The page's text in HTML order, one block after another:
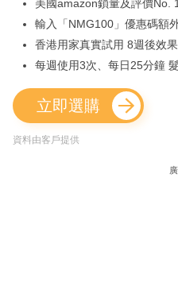
美國amazon鎖量及評價No. 1
輸入「NMG100」優惠碼額
香港用家真實試用 8週後效
每週使用3次、每日25分鐘
立即選購
資料由客戶提供